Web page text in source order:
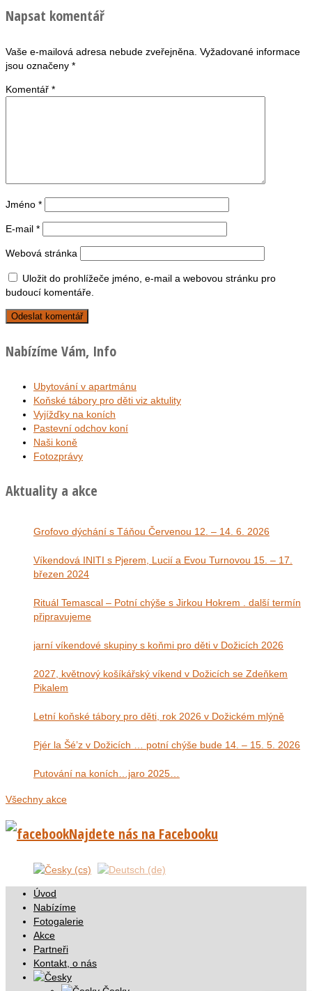
Napsat komentář
Vaše e-mailová adresa nebude zveřejněna. Vyžadované informace
jsou označeny *
Komentář *
Jméno *
E-mail *
Webová stránka
Uložit do prohlížeče jméno, e-mail a webovou stránku pro
budoucí komentáře.
Nabízíme Vám, Info
Ubytování v apartmánu
Koňské tábory pro děti viz aktulity
Vyjížďky na koních
Pastevní odchov koní
Naši koně
Fotozprávy
Aktuality a akce
Grofovo dýchání s Táňou Červenou 12. – 14. 6. 2026
Víkendová INITI s Pjerem, Lucií a Evou Turnovou 15. – 17.
březen 2024
Rituál Temascal – Potní chýše s Jirkou Hokrem . další termín
připravujeme
jarní víkendové skupiny s koňmi pro děti v Dožicích 2026
2027, květnový košíkářský víkend v Dožicích se Zdeňkem
Pikalem
Letní koňské tábory pro děti, rok 2026 v Dožickém mlýně
Pjér la Šé’z v Dožicích … potní chýše bude 14. – 15. 5. 2026
Putování na koních…jaro 2025…
Všechny akce
Najdete nás na Facebooku
Úvod
Nabízíme
Fotogalerie
Akce
Partneři
Kontakt, o nás